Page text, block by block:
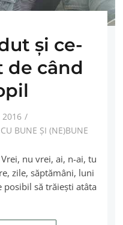
şi ce-
de când
2016
BUNE ȘI (NE)BUNE
nu vrei, ai, n-ai, tu
zile, săptămâni, luni
posibil să trăieşti atâta